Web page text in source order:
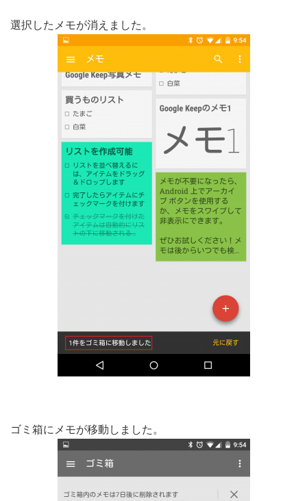
選択したメモが消えました。
ゴミ箱にメモが移動しました。